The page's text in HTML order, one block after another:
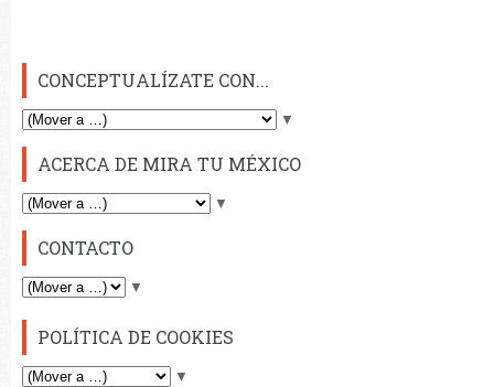
CONCEPTUALÍZATE CON...
▼
ACERCA DE MIRA TU MÉXICO
▼
CONTACTO
▼
POLÍTICA DE COOKIES
▼